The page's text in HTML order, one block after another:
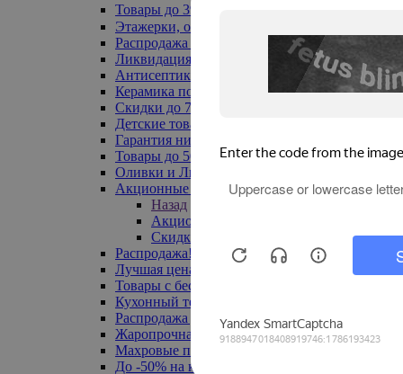
Товары до 399₽
Этажерки, обувницы
Распродажа текстиля до -50%
Ликвидация до -70%
Антисептики
Керамика по 129 руб
Скидки до 70%
Детские товары
Гарантия низкой цены
Товары до 500 руб
Оливки и Лимоны
Акционные товары
Назад
Акционные товары
Скидка 20% по промокоду
Распродажа! Ульяновск до -70%
Лучшая цена
Товары с бесплатной доставкой
Кухонный текстиль
Распродажа до -50%
Жаропрочная посуда
Махровые полотенца
До -50% на ковры